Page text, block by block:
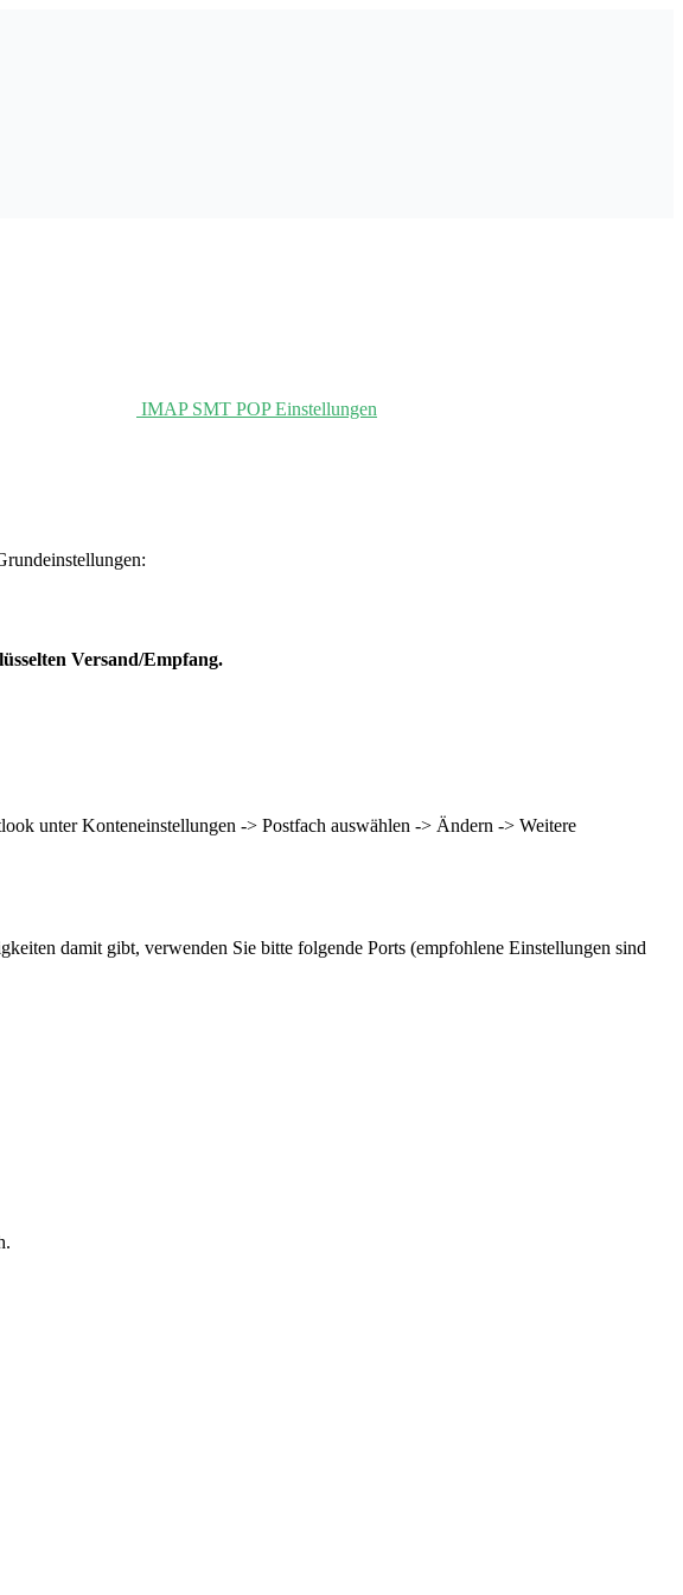
IMAP SMT POP Einstellungen
Versand/Empfang.
unter Konteneinstellungen -> Postfach auswählen -> Ändern -> Weitere
damit gibt, verwenden Sie bitte folgende Ports (empfohlene Einstellungen sind